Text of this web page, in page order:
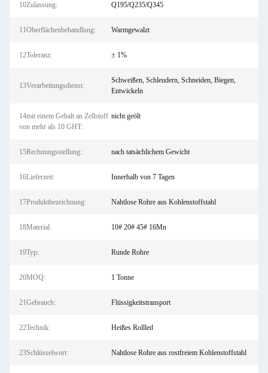
10Zulassung: Q195/Q235/Q345
11Oberflächenbehandlung: Warmgewalzt
12Toleranz: ± 1%
13Verarbeitungsdienst:
Schweißen, Schleudern, Schneiden, Biegen,
Entwickeln
14mit einem Gehalt an Zellstoff
von mehr als 10 GHT:
nicht geölt
15Rechnungsstellung: nach tatsächlichem Gewicht
16Lieferzeit: Innerhalb von 7 Tagen
17Produktbezeichnung: Nahtlose Rohre aus Kohlenstoffstahl
18Material: 10# 20# 45# 16Mn
19Typ: Runde Rohre
20MOQ: 1 Tonne
21Gebrauch: Flüssigkeitstransport
22Technik: Heißes Rollled
23Schlüsselwort: Nahtlose Rohre aus rostfreiem Kohlenstoffstahl